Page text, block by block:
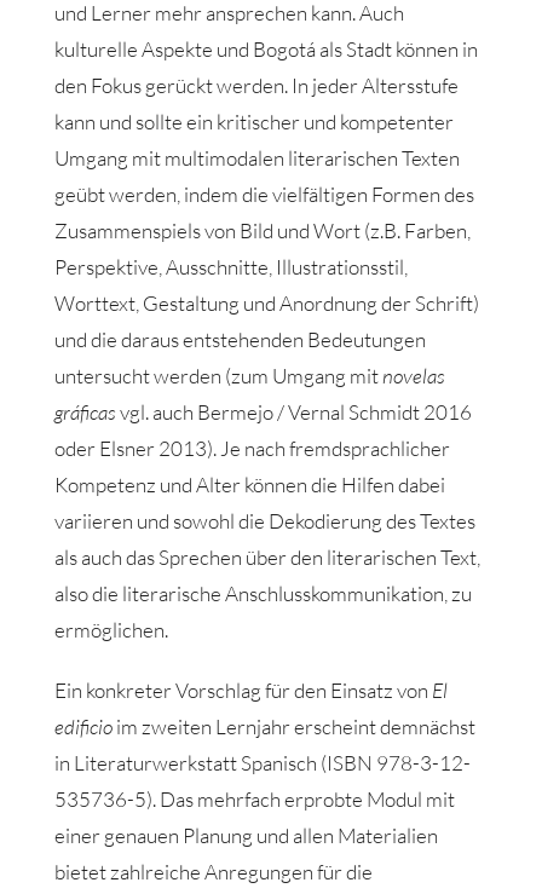
und Lerner mehr ansprechen kann. Auch
kulturelle Aspekte und Bogotá als Stadt können in
den Fokus gerückt werden. In jeder Altersstufe
kann und sollte ein kritischer und kompetenter
Umgang mit multimodalen literarischen Texten
geübt werden, indem die vielfältigen Formen des
Zusammenspiels von Bild und Wort (z.B. Farben,
Perspektive, Ausschnitte, Illustrationsstil,
Worttext, Gestaltung und Anordnung der Schrift)
und die daraus entstehenden Bedeutungen
untersucht werden (zum Umgang mitnovelas
gráficasvgl. auch Bermejo / Vernal Schmidt 2016
oder Elsner 2013). Je nach fremdsprachlicher
Kompetenz und Alter können die Hilfen dabei
variieren und sowohl die Dekodierung des Textes
als auch das Sprechen über den literarischen Text,
also die literarische Anschlusskommunikation, zu
ermöglichen.
Ein konkreter Vorschlag für den Einsatz von El
edificioim zweiten Lernjahr erscheint demnächst
in Literaturwerkstatt Spanisch (ISBN 978-3-12-
535736-5). Das mehrfach erprobte Modul mit
einer genauen Planung und allen Materialien
bietet zahlreiche Anregungen für die